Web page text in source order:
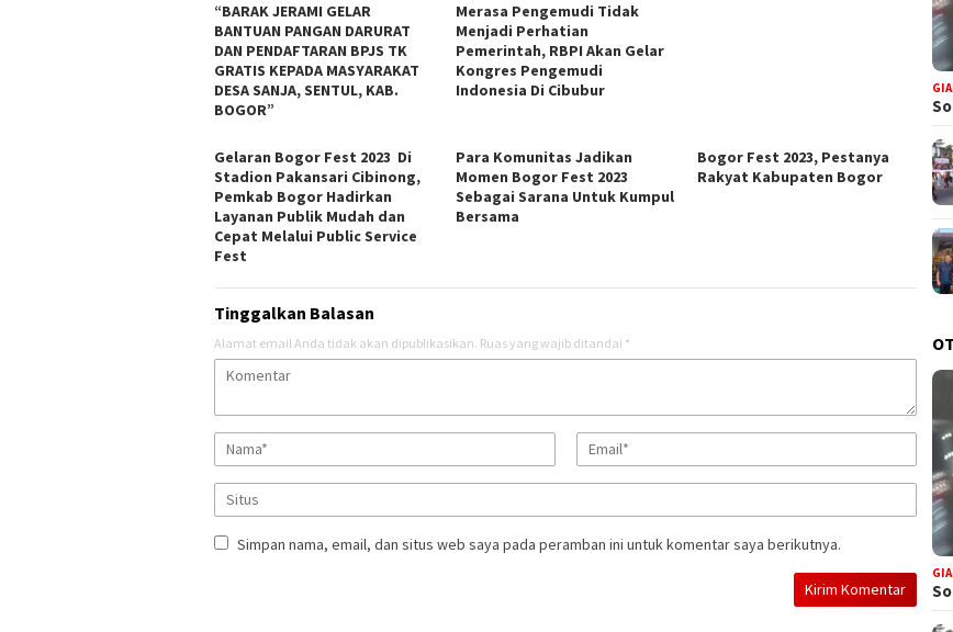
“BARAK JERAMI GELAR
BANTUAN PANGAN DARURAT
DAN PENDAFTARAN BPJS TK
GRATIS KEPADA MASYARAKAT
DESA SANJA, SENTUL, KAB.
BOGOR”
Merasa Pengemudi Tidak
Menjadi Perhatian
Pemerintah, RBPI Akan Gelar
Kongres Pengemudi
Indonesia Di Cibubur
Gelaran Bogor Fest 2023 Di
Stadion Pakansari Cibinong,
Pemkab Bogor Hadirkan
Layanan Publik Mudah dan
Cepat Melalui Public Service
Fest
Para Komunitas Jadikan
Momen Bogor Fest 2023
Sebagai Sarana Untuk Kumpul
Bersama
Bogor Fest 2023, Pestanya
Rakyat Kabupaten Bogor
Tinggalkan Balasan
Alamat email Anda tidak akan dipublikasikan. Ruas yang wajib ditandai *
Simpan nama, email, dan situs web saya pada peramban ini untuk komentar saya berikutnya.